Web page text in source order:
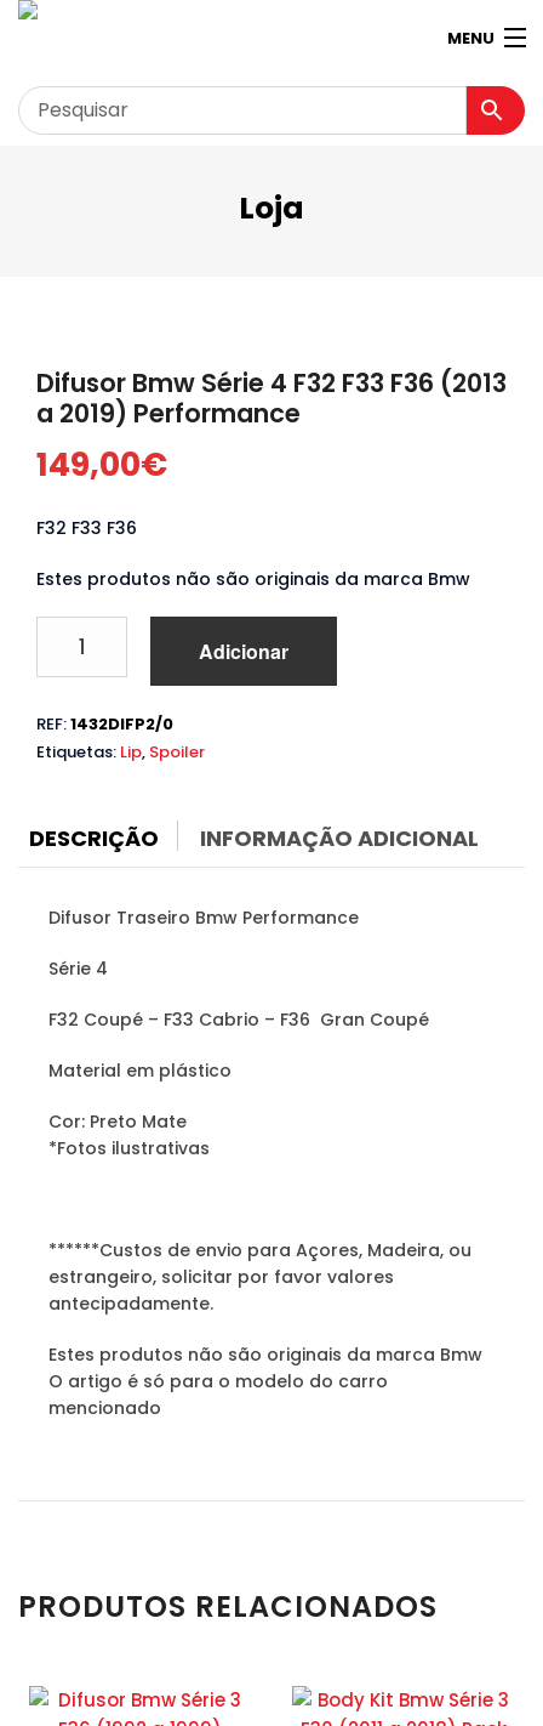
MENU
Garagem
Loja Virtual 360º
Loja
Difusor Bmw Série 4 F32 F33 F36 (2013
a 2019) Performance
149,00€
F32 F33 F36
Estes produtos não são originais da marca Bmw
Difusor
Série
4
F36
2019)
Adicionar
REF:1432DIFP2/0
Etiquetas: Lip, Spoiler
DESCRIÇÃO INFORMAÇÃO ADICIONAL
Difusor Traseiro Bmw Performance
Série 4
F32 Coupé – F33 Cabrio – F36 Gran Coupé
Material em plástico
Cor: Preto Mate
*Fotos ilustrativas
******Custos de envio para Açores, Madeira, ou
estrangeiro, solicitar por favor valores
antecipadamente.
Estes produtos não são originais da marca Bmw
O artigo é só para o modelo do carro
mencionado
PRODUTOS RELACIONADOS